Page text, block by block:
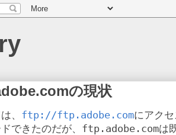
の現状
、 ftp://ftp.adobe.comにアク
できたのだが、 ftp.adobe.comは